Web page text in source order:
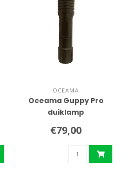
OCEAMA
Oceama Guppy Pro
duiklamp
€79,00